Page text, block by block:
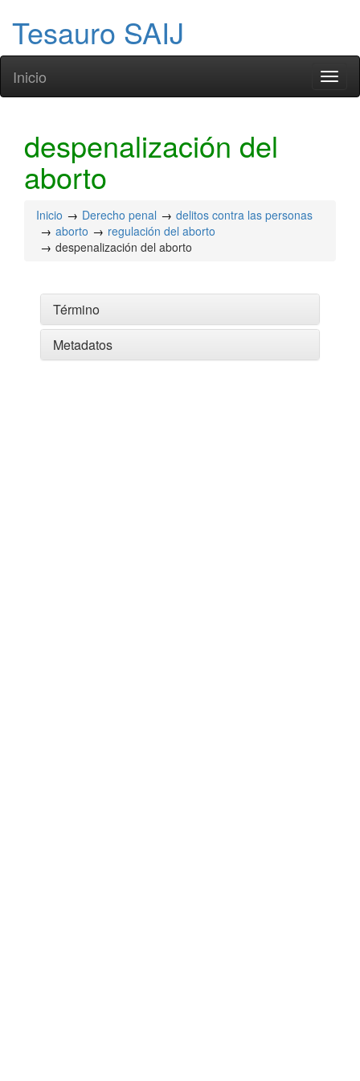
Tesauro SAIJ
Inicio
despenalización del
aborto
Inicio Derecho penal
delitos contra las personas
aborto
regulación del aborto
despenalización del aborto
Término
Metadatos